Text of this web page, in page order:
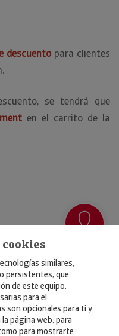
descuentopara clientes
se tendrá que
en el carrito de la
similares,
persistentes, que
de este equipo.
para el
son opcionales para ti y
página web, para
para mostrarte